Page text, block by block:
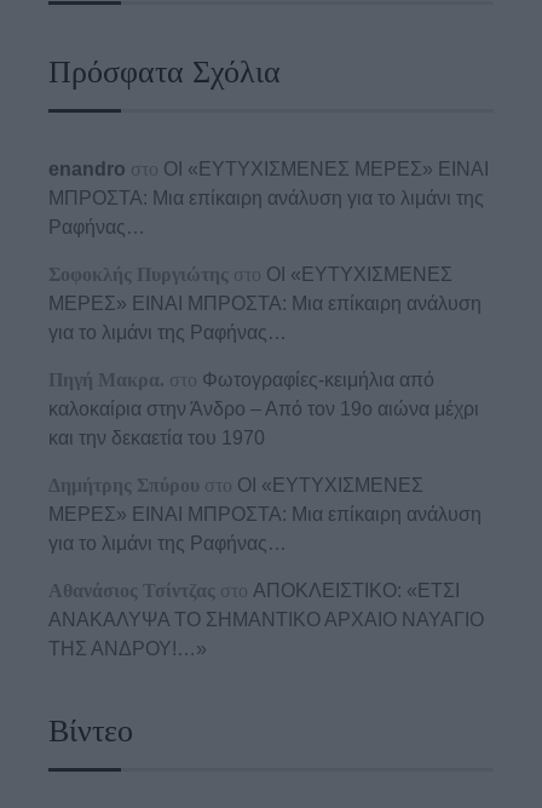
Πρόσφατα Σχόλια
enandro στο ΟΙ «ΕΥΤΥΧΙΣΜΕΝΕΣ ΜΕΡΕΣ» ΕΙΝΑΙ
ΜΠΡΟΣΤΑ: Μια επίκαιρη ανάλυση για το λιμάνι της
Ραφήνας…
Σοφοκλής Πυργιώτης στο ΟΙ «ΕΥΤΥΧΙΣΜΕΝΕΣ
ΜΕΡΕΣ» ΕΙΝΑΙ ΜΠΡΟΣΤΑ: Μια επίκαιρη ανάλυση
για το λιμάνι της Ραφήνας…
Πηγή Μακρα. στο Φωτογραφίες-κειμήλια από
καλοκαίρια στην Άνδρο – Από τον 19ο αιώνα μέχρι
και την δεκαετία του 1970
Δημήτρης Σπύρου στο ΟΙ «ΕΥΤΥΧΙΣΜΕΝΕΣ
ΜΕΡΕΣ» ΕΙΝΑΙ ΜΠΡΟΣΤΑ: Μια επίκαιρη ανάλυση
για το λιμάνι της Ραφήνας…
Αθανάσιος Τσίντζας στο ΑΠΟΚΛΕΙΣΤΙΚΟ: «ΕΤΣΙ
ΑΝΑΚΑΛΥΨΑ ΤΟ ΣΗΜΑΝΤΙΚΟ ΑΡΧΑΙΟ ΝΑΥΑΓΙΟ
ΤΗΣ ΑΝΔΡΟΥ!…»
Βίντεο